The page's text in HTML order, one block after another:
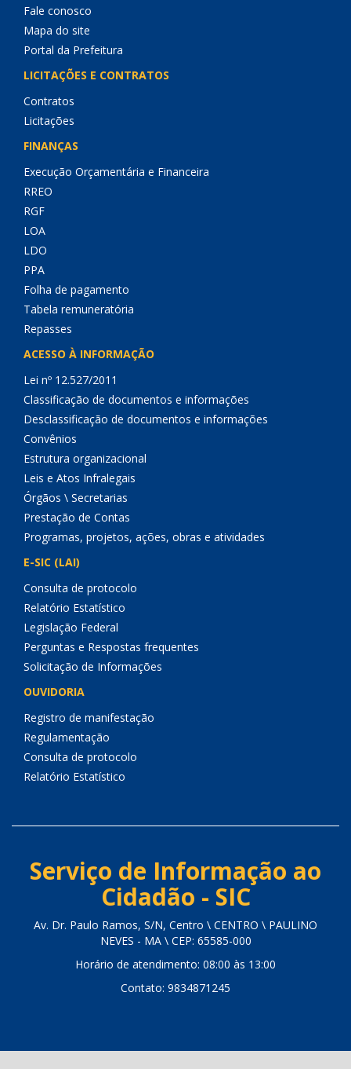
Fale conosco
Mapa do site
Portal da Prefeitura
LICITAÇÕES E CONTRATOS
Contratos
Licitações
FINANÇAS
Execução Orçamentária e Financeira
RREO
RGF
LOA
LDO
PPA
Folha de pagamento
Tabela remuneratória
Repasses
ACESSO À INFORMAÇÃO
Lei nº 12.527/2011
Classificação de documentos e informações
Desclassificação de documentos e informações
Convênios
Estrutura organizacional
Leis e Atos Infralegais
Órgãos \ Secretarias
Prestação de Contas
Programas, projetos, ações, obras e atividades
E-SIC (LAI)
Consulta de protocolo
Relatório Estatístico
Legislação Federal
Perguntas e Respostas frequentes
Solicitação de Informações
OUVIDORIA
Registro de manifestação
Regulamentação
Consulta de protocolo
Relatório Estatístico
Serviço de Informação ao
Cidadão - SIC
Av. Dr. Paulo Ramos, S/N, Centro \ CENTRO \ PAULINO
NEVES - MA \ CEP: 65585-000
Horário de atendimento: 08:00 às 13:00
Contato: 9834871245